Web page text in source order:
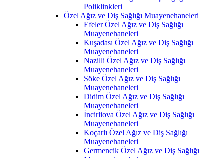
Poliklinkleri
Özel Ağız ve Diş Sağlığı Muayenehaneleri
Efeler Özel Ağız ve Diş Sağlığı
Muayenehaneleri
Kuşadası Özel Ağız ve Diş Sağlığı
Muayenehaneleri
Nazilli Özel Ağız ve Diş Sağlığı
Muayenehaneleri
Söke Özel Ağız ve Diş Sağlığı
Muayenehaneleri
Didim Özel Ağız ve Diş Sağlığı
Muayenehaneleri
İncirliova Özel Ağız ve Diş Sağlığı
Muayenehaneleri
Koçarlı Özel Ağız ve Diş Sağlığı
Muayenehaneleri
Germencik Özel Ağız ve Diş Sağlığı